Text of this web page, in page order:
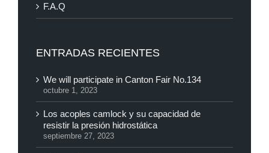
F.A.Q
ENTRADAS RECIENTES
We will participate in Canton Fair No.134
octubre 1, 2023
Los acoples camlock y su capacidad de
resistir la presión hidrostática
septiembre 27, 2023